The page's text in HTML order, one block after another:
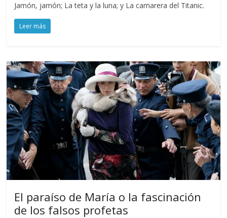
Jamón, jamón; La teta y la luna; y La camarera del Titanic.
Leer más
El paraíso de María o la fascinación
de los falsos profetas